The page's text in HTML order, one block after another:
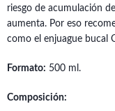
riesgo de acumulación
aumenta. Por eso
como el enjuague bucal
Formato: 500 ml.
Composición: